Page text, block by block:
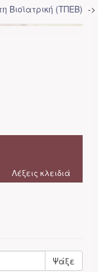
(ΤΠΕΒ)
Λέξεις κλειδιά
Ψάξε